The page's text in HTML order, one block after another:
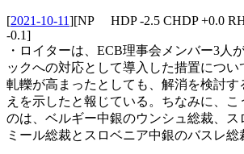
[2021-10-11][NP HDP -2.5 CHDP +0.0
-0.1]
・ロイターは、ECB理事会メンバー3人
ックへの対応として導入した措置につ
軋轢が高まったとしても、解消を検討す
えを示したと報じている。ちなみに、こ
のは、ベルギー中銀のウンシュ総裁、ス
ミール総裁とスロベニア中銀のバスレ総